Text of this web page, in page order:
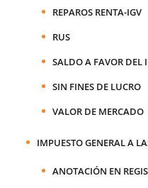
REPAROS RENTA-IGV
RUS
SALDO A FAVOR DEL
SIN FINES DE LUCRO
VALOR DE MERCADO
IMPUESTO GENERAL A
ANOTACIÓN EN